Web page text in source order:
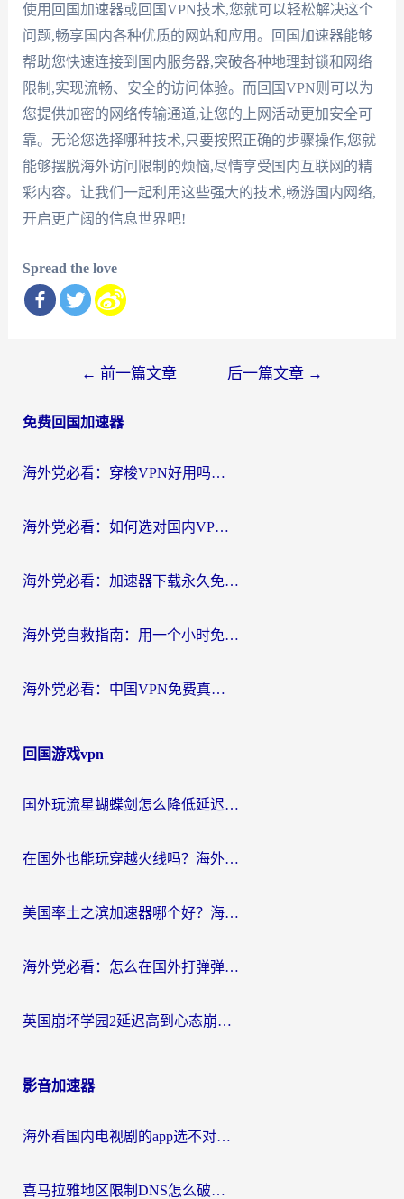
使用回国加速器或回国VPN技术,您就可以轻松解决这个
问题,畅享国内各种优质的网站和应用。回国加速器能够
帮助您快速连接到国内服务器,突破各种地理封锁和网络
限制,实现流畅、安全的访问体验。而回国VPN则可以为
您提供加密的网络传输通道,让您的上网活动更加安全可
靠。无论您选择哪种技术,只要按照正确的步骤操作,您就
能够摆脱海外访问限制的烦恼,尽情享受国内互联网的精
彩内容。让我们一起利用这些强大的技术,畅游国内网络,
开启更广阔的信息世界吧!
Spread the love
导
← 前一篇文章 后一篇文章 →
免费回国加速器
海外党必看：穿梭VPN好用吗？和云帆VPN对比哪个回国效果更好？附真实测评+避坑指南
海外党必看：如何选对国内VPN，实现无缝访问国内资源？
海外党必看：加速器下载永久免费版真的存在吗？教你无缝访问国内资源的正确姿势
海外党自救指南：用一个小时免费加速器，轻松打破国内资源访问壁垒？
海外党必看：中国VPN免费真的靠谱吗？手把手教你选对回国加速器
回国游戏vpn
国外玩流星蝴蝶剑怎么降低延迟？海外党必看的加速秘籍（含欧洲鸣潮&彩虹岛优化攻略）
在国外也能玩穿越火线吗？海外玩家国服游戏畅玩终极指南
美国率土之滨加速器哪个好？海外党国服游戏畅玩终极指南（附多游戏解决方案）
海外党必看：怎么在国外打弹弹堂不卡？番茄加速器亲测指南
英国崩坏学园2延迟高到心态崩？海外党国服游戏加速终极指南
影音加速器
海外看国内电视剧的app选不对？这份回国加速器避坑指南帮你流畅追剧
喜马拉雅地区限制DNS怎么破？海外党听国内音乐听书的终极解决方案